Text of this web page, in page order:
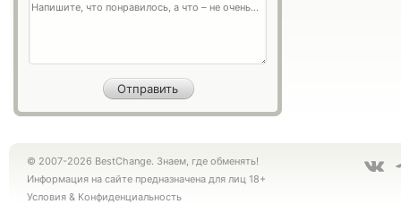
© 2007-2026 BestChange. Знаем, где обменять!
Информация на сайте предназначена для лиц 18+
Условия & Конфиденциальность